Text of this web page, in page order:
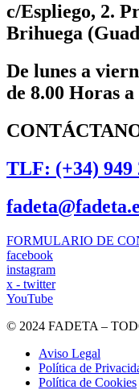
c/Espliego, 2.
Brihuega
De lunes a
de 8.00 Horas
TLF: (+34) 949
FORMULARIO DE
facebook
instagram
x - twitter
YouTube
© 2024 FADETA –
Aviso Legal
Política de
Política de Cookies